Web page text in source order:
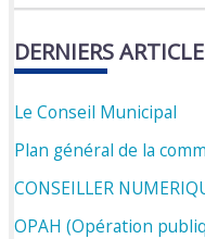
DERNIERS
Le Conseil Municipal
Plan général de la
CONSEILLER
OPAH (Opération